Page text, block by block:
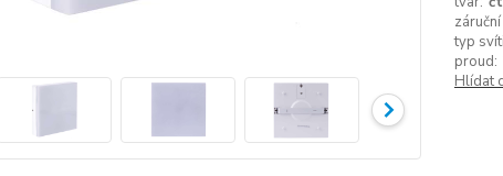
typ
proud:
Hlídat